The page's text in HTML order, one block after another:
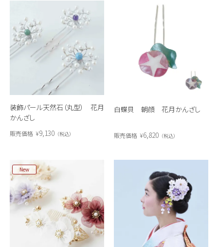
装飾パール天然石（丸型） 花月
かんざし
販売価格 ¥9,130 税込
白蝶貝 朝顔 花月かんざし
販売価格 ¥6,820 税込
New